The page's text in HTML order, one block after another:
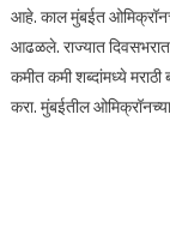
आहे. काल मुंबईत
आढळले. राज्यात
कमीत कमी शब्दांमध्ये
करा. मुंबईतील